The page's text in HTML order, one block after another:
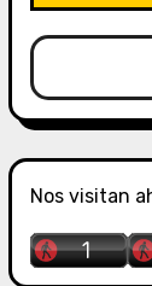
Nos visitan